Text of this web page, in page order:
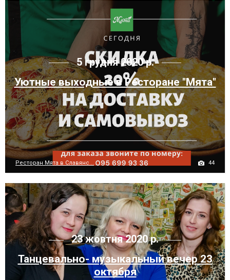
5 грудня 2020 р.
Уютные выходные в Ресторане "Мята"
Ресторан Мята в Славянс... 44
23 жовтня 2020 р.
Танцевально- музыкальный вечер 23
октября